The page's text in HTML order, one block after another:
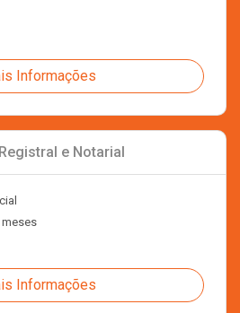
Informações
e Notarial
meses
Informações